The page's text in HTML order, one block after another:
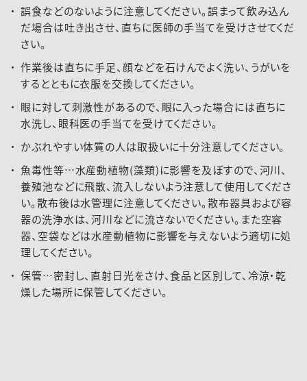
誤食などのないように注意してください。誤まって飲み込ん
だ場合は吐き出させ、直ちに医師の手当てを受けさせてくだ
さい。
作業後は直ちに手足、顔などを石けんでよく洗い、うがいを
するとともに衣服を交換してください。
眼に対して刺激性があるので、眼に入った場合には直ちに
水洗し、眼科医の手当てを受けてください。
かぶれやすい体質の人は取扱いに十分注意してください。
魚毒性等…水産動植物(藻類)に影響を及ぼすので、河川、
養殖池などに飛散、流入しないよう注意して使用してくださ
い。散布後は水管理に注意してください。散布器具および容
器の洗浄水は、河川などに流さないでください。また空容
器、空袋などは水産動植物に影響を与えないよう適切に処
理してください。
保管…密封し、直射日光をさけ、食品と区別して、冷涼・乾
燥した場所に保管してください。